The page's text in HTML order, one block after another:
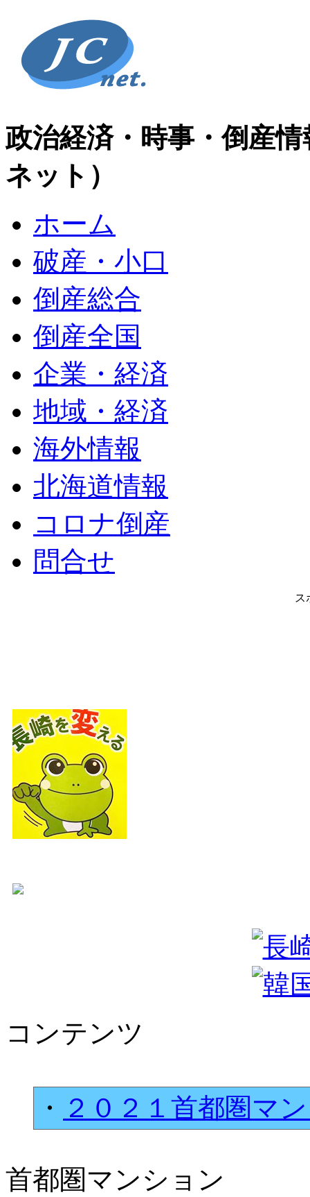
政治経済・時事・倒産
ネット）
ホーム
破産・小口
倒産総合
倒産全国
企業・経済
地域・経済
海外情報
北海道情報
コロナ倒産
問合せ
ス
コンテンツ
・ ２０２１首都圏マ
首都圏マンション